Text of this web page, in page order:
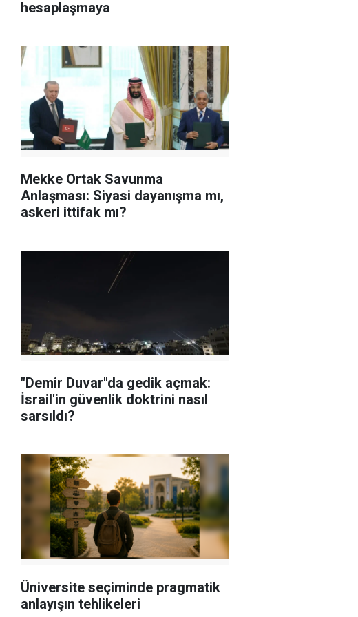
hesaplaşmaya
Mekke Ortak Savunma
Anlaşması: Siyasi dayanışma mı,
askeri ittifak mı?
"Demir Duvar"da gedik açmak:
İsrail'in güvenlik doktrini nasıl
sarsıldı?
Üniversite seçiminde pragmatik
anlayışın tehlikeleri